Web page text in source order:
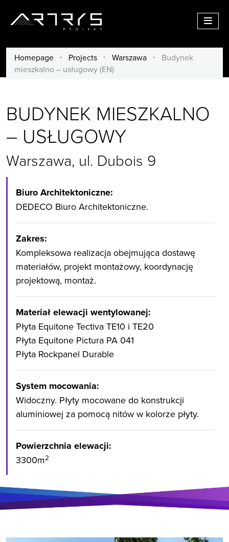
Menu
Homepage / Projects / Warszawa /
Budynek
mieszkalno – usługowy (EN)
BUDYNEK MIESZKALNO
– USŁUGOWY
Warszawa, ul. Dubois 9
Biuro Architektoniczne:
DEDECO Biuro Architektoniczne.
Zakres:
Kompleksowa realizacja obejmująca dostawę
materiałów, projekt montażowy, koordynację
projektową, montaż.
Materiał elewacji wentylowanej:
Płyta Equitone Tectiva TE10 i TE20
Płyta Equitone Pictura PA 041
Płyta Rockpanel Durable
System mocowania:
Widoczny. Płyty mocowane do konstrukcji
aluminiowej za pomocą nitów w kolorze płyty.
Powierzchnia elewacji:
3300m2